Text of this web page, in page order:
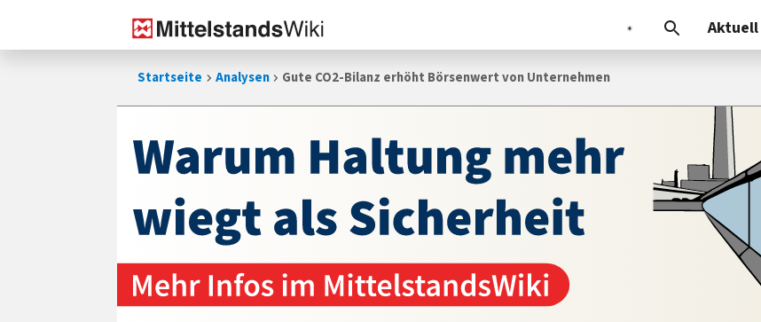
Aktuell
Startseite Analysen Gute CO2-Bilanz erhöht Börsenwert von Unternehmen